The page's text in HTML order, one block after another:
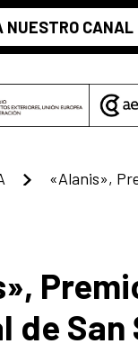
NUESTRO CANAL
de